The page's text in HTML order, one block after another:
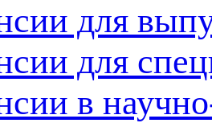
для
для
в